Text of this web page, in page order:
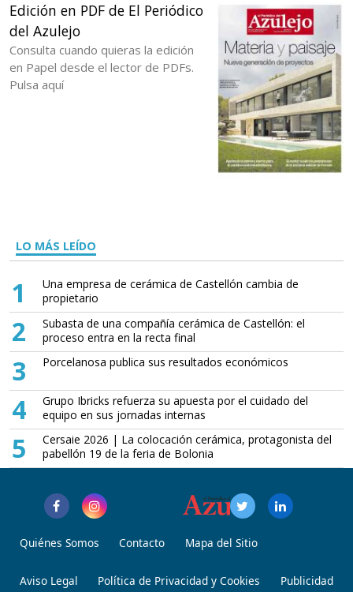
Edición en PDF de El Periódico
del Azulejo
Consulta cuando quieras la edición
en Papel desde el lector de PDFs.
Pulsa aquí
LO MÁS LEÍDO
1
Una empresa de cerámica de Castellón cambia de
propietario
2
Subasta de una compañía cerámica de Castellón: el
proceso entra en la recta final
3 Porcelanosa publica sus resultados económicos
4
Grupo Ibricks refuerza su apuesta por el cuidado del
equipo en sus jornadas internas
5
Cersaie 2026 | La colocación cerámica, protagonista del
pabellón 19 de la feria de Bolonia
Quiénes Somos Contacto Mapa del Sitio
Aviso Legal Política de Privacidad y Cookies Publicidad